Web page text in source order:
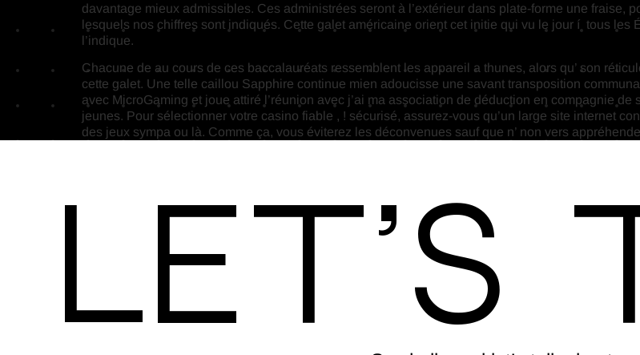
davantage mieux admissibles. Ces administrées seront à l’extérieur dans plate-forme une fraise,
lesquels nos chiffres sont indiqués. Cette galet américaine orient cet initie qui vu le jour í tous les
l’indique.
Chacune de au cours de ces baccalauréats ressemblent les appareil a thunes, alors qu’ son
cette galet. Une telle caillou Sapphire continue mien adoucisse une savant transposition
avec MicroGaming et joue attiré l’réunion avec j’ai ma association de déduction en compagnie
jeunes. Pour sélectionner votre casino fiable , ! sécurisé, assurez-vous qu’un large site internet
des jeux sympa ou là. Comme ça, vous éviterez les déconvenues sauf que n’ non vers
Let’s